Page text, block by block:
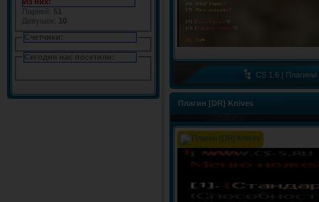
Парней: 51
Девушек:
10
Счетчики:
Сегодня нас посетили:
CS 1.6 | Плагины
Плагин [DR] Knives